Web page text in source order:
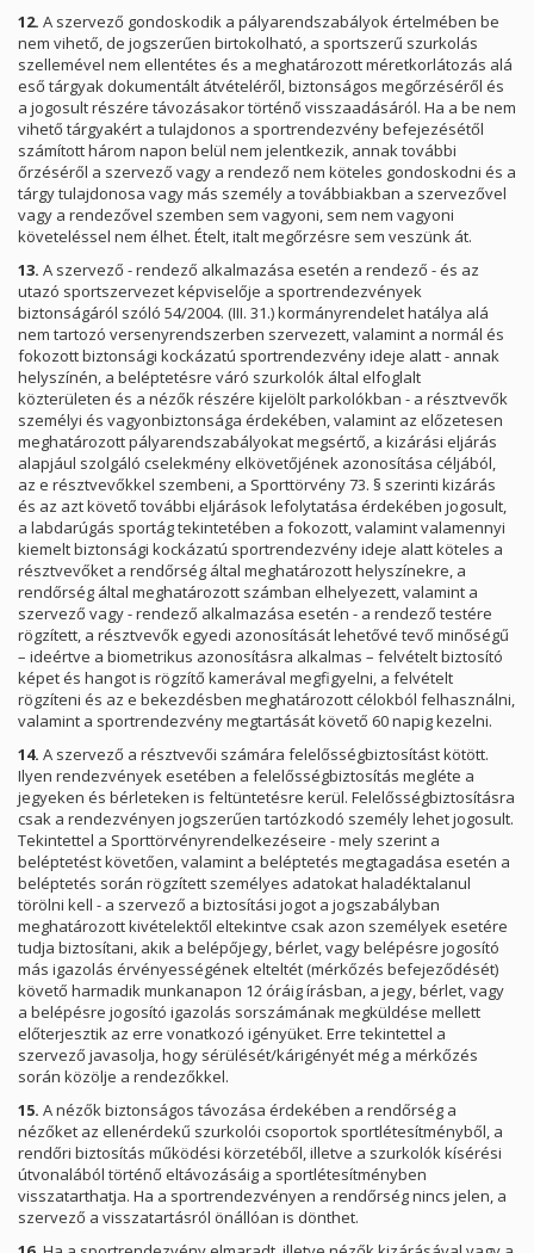
12. A szervező gondoskodik a pályarendszabályok értelmében be
nem vihető, de jogszerűen birtokolható, a sportszerű szurkolás
szellemével nem ellentétes és a meghatározott méretkorlátozás alá
eső tárgyak dokumentált átvételéről, biztonságos megőrzéséről és
a jogosult részére távozásakor történő visszaadásáról. Ha a be nem
vihető tárgyakért a tulajdonos a sportrendezvény befejezésétől
számított három napon belül nem jelentkezik, annak további
őrzéséről a szervező vagy a rendező nem köteles gondoskodni és a
tárgy tulajdonosa vagy más személy a továbbiakban a szervezővel
vagy a rendezővel szemben sem vagyoni, sem nem vagyoni
követeléssel nem élhet. Ételt, italt megőrzésre sem veszünk át.
13. A szervező - rendező alkalmazása esetén a rendező - és az
utazó sportszervezet képviselője a sportrendezvények
biztonságáról szóló 54/2004. (III. 31.) kormányrendelet hatálya alá
nem tartozó versenyrendszerben szervezett, valamint a normál és
fokozott biztonsági kockázatú sportrendezvény ideje alatt - annak
helyszínén, a beléptetésre váró szurkolók által elfoglalt
közterületen és a nézők részére kijelölt parkolókban - a résztvevők
személyi és vagyonbiztonsága érdekében, valamint az előzetesen
meghatározott pályarendszabályokat megsértő, a kizárási eljárás
alapjául szolgáló cselekmény elkövetőjének azonosítása céljából,
az e résztvevőkkel szembeni, a Sporttörvény 73. § szerinti kizárás
és az azt követő további eljárások lefolytatása érdekében jogosult,
a labdarúgás sportág tekintetében a fokozott, valamint valamennyi
kiemelt biztonsági kockázatú sportrendezvény ideje alatt köteles a
résztvevőket a rendőrség által meghatározott helyszínekre, a
rendőrség által meghatározott számban elhelyezett, valamint a
szervező vagy - rendező alkalmazása esetén - a rendező testére
rögzített, a résztvevők egyedi azonosítását lehetővé tevő minőségű
– ideértve a biometrikus azonosításra alkalmas – felvételt biztosító
képet és hangot is rögzítő kamerával megfigyelni, a felvételt
rögzíteni és az e bekezdésben meghatározott célokból felhasználni,
valamint a sportrendezvény megtartását követő 60 napig kezelni.
14. A szervező a résztvevői számára felelősségbiztosítást kötött.
Ilyen rendezvények esetében a felelősségbiztosítás megléte a
jegyeken és bérleteken is feltüntetésre kerül. Felelősségbiztosításra
csak a rendezvényen jogszerűen tartózkodó személy lehet jogosult.
Tekintettel a Sporttörvényrendelkezéseire - mely szerint a
beléptetést követően, valamint a beléptetés megtagadása esetén a
beléptetés során rögzített személyes adatokat haladéktalanul
törölni kell - a szervező a biztosítási jogot a jogszabályban
meghatározott kivételektől eltekintve csak azon személyek esetére
tudja biztosítani, akik a belépőjegy, bérlet, vagy belépésre jogosító
más igazolás érvényességének elteltét (mérkőzés befejeződését)
követő harmadik munkanapon 12 óráig írásban, a jegy, bérlet, vagy
a belépésre jogosító igazolás sorszámának megküldése mellett
előterjesztik az erre vonatkozó igényüket. Erre tekintettel a
szervező javasolja, hogy sérülését/kárigényét még a mérkőzés
során közölje a rendezőkkel.
15. A nézők biztonságos távozása érdekében a rendőrség a
nézőket az ellenérdekű szurkolói csoportok sportlétesítményből, a
rendőri biztosítás működési körzetéből, illetve a szurkolók kísérési
útvonalából történő eltávozásáig a sportlétesítményben
visszatarthatja. Ha a sportrendezvényen a rendőrség nincs jelen, a
szervező a visszatartásról önállóan is dönthet.